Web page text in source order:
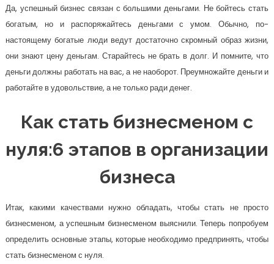
Да, успешный бизнес связан с большими деньгами. Не бойтесь стать
богатым, но и распоряжайтесь деньгами с умом. Обычно, по-
настоящему богатые люди ведут достаточно скромный образ жизни,
они знают цену деньгам. Старайтесь не брать в долг. И помните, что
деньги должны работать на вас, а не наоборот. Преумножайте деньги и
работайте в удовольствие, а не только ради денег.
Как стать бизнесменом с
нуля:6 этапов в организации
бизнеса
Итак, какими качествами нужно обладать, чтобы стать не просто
бизнесменом, а успешным бизнесменом выяснили. Теперь попробуем
определить основные этапы, которые необходимо предпринять, чтобы
стать бизнесменом с нуля.